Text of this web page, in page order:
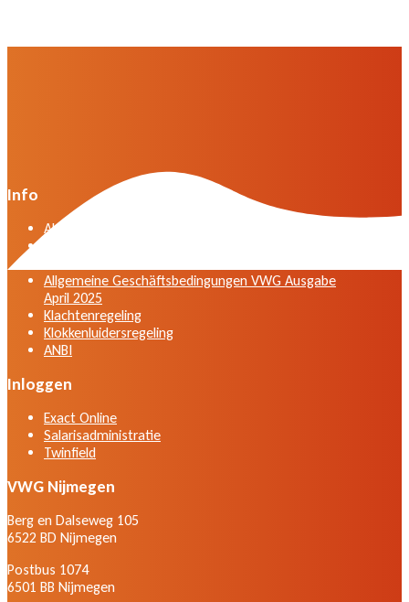
Info
Algemene voorwaarden VWG versie april 2025
Allgemeine Geschäftsbedingungen VWG Ausgabe
April 2025
Klachtenregeling
Klokkenluidersregeling
ANBI
Inloggen
Exact Online
Salarisadministratie
Twinfield
VWG Nijmegen
Berg en Dalseweg 105
6522 BD Nijmegen
Postbus 1074
6501 BB Nijmegen